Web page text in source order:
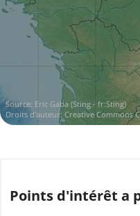
Source: Eric Gaba (Sting - fr:Sting)
Droits d'auteur: Creative Commons
Points d'intérêt a